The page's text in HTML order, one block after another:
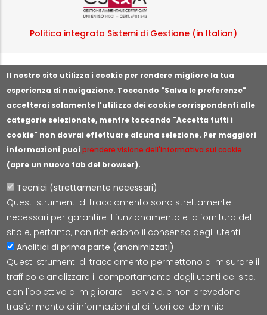
Il nostro sito utilizza i cookie per rendere migliore la tua
esperienza di navigazione. Toccando "Salva le preferenze"
accetterai solamente l'utilizzo dei cookie corrispondenti alle
categorie selezionate, mentre toccando "Accetta tutti i
cookie" non dovrai effettuare alcuna selezione. Per maggiori
informazioni puoiprendere visione dell'informativa sui cookie
(apre un nuovo tab del browser).
Tecnici (strettamente necessari)
Questi strumenti di tracciamento sono strettamente
necessari per garantire il funzionamento e la fornitura del
sito e, pertanto, non richiedono il consenso degli utenti.
Analitici di prima parte (anonimizzati)
Questi strumenti di tracciamento permettono di misurare il
traffico e analizzare il comportamento degli utenti del sito,
con l'obiettivo di migliorare il servizio, e non prevedono
trasferimento di informazioni al di fuori del dominio
Politica integrata Sistemi di Gestione (in Italian)
Segnala illeciti o irregolarità
Lepida S.c.p.A.
Via della Liberazione 15, 40128 Bologna
PEC:
segreteria@pec.lepida.it
Capitale Sociale i.v. ad oggi € 69.881.000,00
P.IVA/CF 02770891204